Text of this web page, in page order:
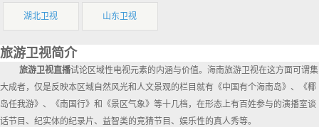
湖北卫视 山东卫视
旅游卫视简介
旅游卫视直播试论区域性电视元素的内涵与价值。海南旅游卫视在这方面可谓集
大成者，仅是反映本区域自然风光和人文景观的栏目就有《中国有个海南岛》、《椰
岛任我游》、《南国行》和《景区气象》等十几档，在形态上有百姓参与的演播室谈
话节目、纪实体的纪录片、益智类的竞猜节目、娱乐性的真人秀等。